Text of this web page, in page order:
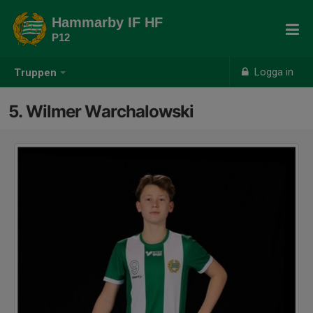
Truppen Logga in
Hammarby IF HF
P12
5. Wilmer Warchalowski